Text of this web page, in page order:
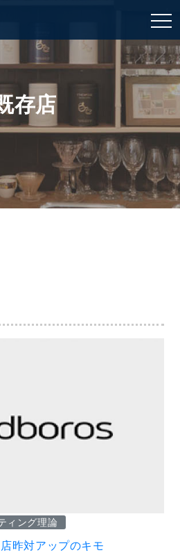
存店
ィング理論
昨対アップのキモ